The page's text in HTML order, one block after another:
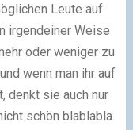
Leute auf
irgendeiner Weise
oder weniger zu
wenn man ihr auf
denkt sie auch nur
schön blablabla.